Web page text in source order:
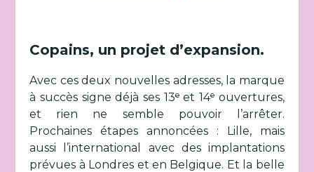
Copains, un projet d’expansion.
Avec ces deux nouvelles adresses, la marque
à succès signe déjà ses 13ᵉ et 14ᵉ ouvertures,
et rien ne semble pouvoir l’arrêter.
Prochaines étapes annoncées : Lille, mais
aussi l’international avec des implantations
prévues à Londres et en Belgique. Et la belle